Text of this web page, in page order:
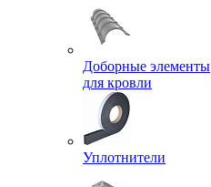
Доборные элементы
для кровли
Уплотнители